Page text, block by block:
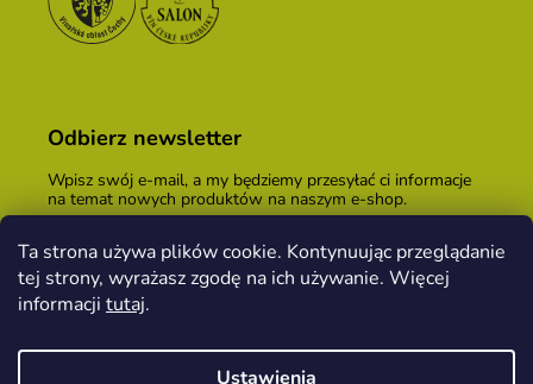
Ta strona używa plików cookie. Kontynuując przeglądanie
tej strony, wyrażasz zgodę na ich używanie. Więcej
informacji tutaj.
Ustawienia
Odbierz newsletter
Wpisz swój e-mail, a my będziemy przesyłać ci informacje
na temat nowych produktów na naszym e-shop.
Podając adres e-mail, zgadzasz się zwarunkami
handlowymi
ZALOGUJ SIĘ